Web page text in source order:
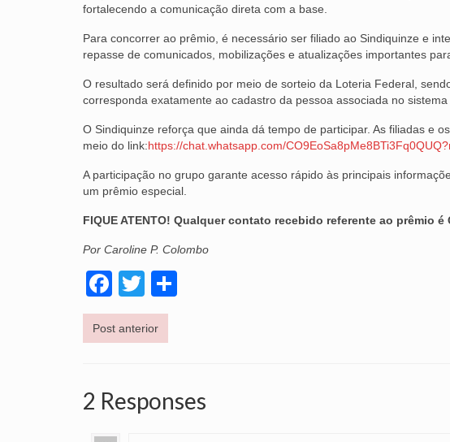
fortalecendo a comunicação direta com a base.
Para concorrer ao prêmio, é necessário ser filiado ao Sindiquinze e
repasse de comunicados, mobilizações e atualizações importantes
O resultado será definido por meio de sorteio da Loteria Federal,
corresponda exatamente ao cadastro da pessoa associada no sistema
O Sindiquinze reforça que ainda dá tempo de participar. As filiadas e
meio do link:https://chat.whatsapp.com/
A participação no grupo garante acesso rápido às principais
um prêmio especial.
FIQUE ATENTO! Qualquer contato recebido referente ao prêmio é
Por Caroline P. Colombo
Facebook
Twitter
Post anterior
2 Responses